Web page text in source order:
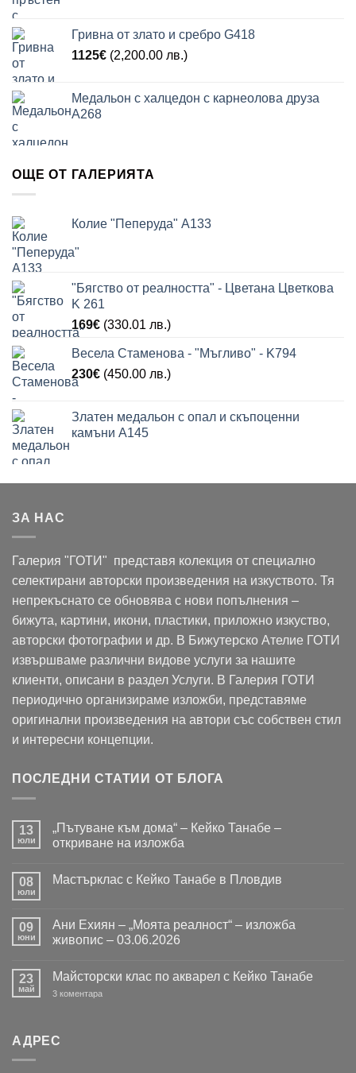
Гривна от злато и сребро G418
1125€ (2,200.00 лв.)
Медальон с халцедон с карнеолова друза
A268
ОЩЕ ОТ ГАЛЕРИЯТА
Колие "Пеперуда" A133
"Бягство от реалността" - Цветана Цветкова
K 261
169€ (330.01 лв.)
Весела Стаменова - "Мъгливо" - K794
230€ (450.00 лв.)
Златен медальон с опал и скъпоценни
камъни A145
ЗА НАС
Галерия "ГОТИ" представя колекция от специално
селектирани авторски произведения на изкуството. Тя
непрекъснато се обновява с нови попълнения –
бижута, картини, икони, пластики, приложно изкуство,
авторски фотографии и др. В Бижутерско Ателие ГОТИ
извършваме различни видове услуги за нашите
клиенти, описани в раздел Услуги. В Галерия ГОТИ
периодично организираме изложби, представяме
оригинални произведения на автори със собствен стил
и интересни концепции.
ПОСЛЕДНИ СТАТИИ ОТ БЛОГА
13
юли
„Пътуване към дома“ – Кейко Танабе –
откриване на изложба
за
„Пътуване
–
Кейко
Танабе
на
изложба
08
юли
Мастърклас с Кейко Танабе в Пловдив
Мастърклас
с
Кейко
Пловдив
09
юни
Ани Ехиян – „Моята реалност“ – изложба
живопис – 03.06.2026
за
Ехиян
–
изложба
23
май
Майсторски клас по акварел с Кейко Танабе
3 коментараза
АДРЕС